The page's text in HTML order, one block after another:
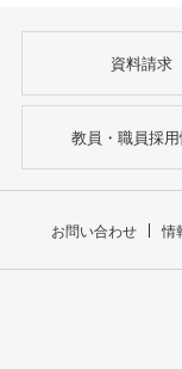
資料請求
教員・職員採
お問い合わせ 情